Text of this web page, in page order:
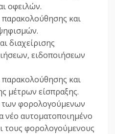
οφειλών.
παρακολούθησης και
διαχείρισης
ειδοποιήσεων
παρακολούθησης και
μέτρων είσπραξης.
φορολογούμενων
νέο αυτοματοποιημένο
τους φορολογούμενους